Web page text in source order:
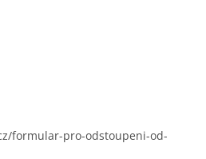
formular-pro-odstoupeni-od-